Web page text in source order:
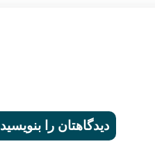
دیدگاهتان را بنویسید